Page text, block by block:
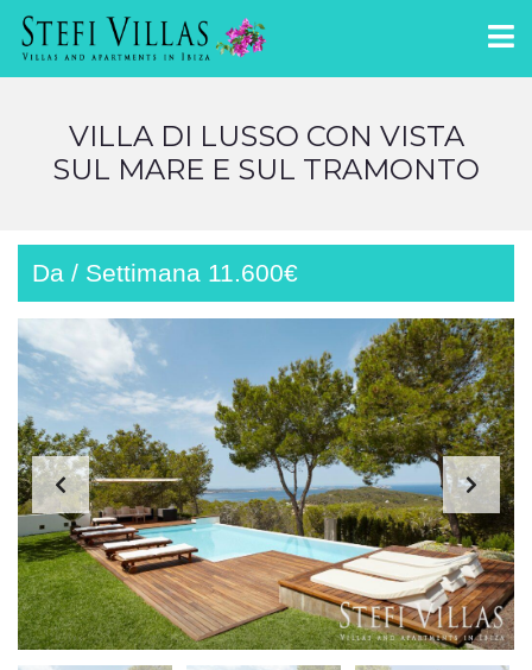
VILLA DI LUSSO CON VISTA
SUL MARE E SUL TRAMONTO
Da / Settimana 11.600€